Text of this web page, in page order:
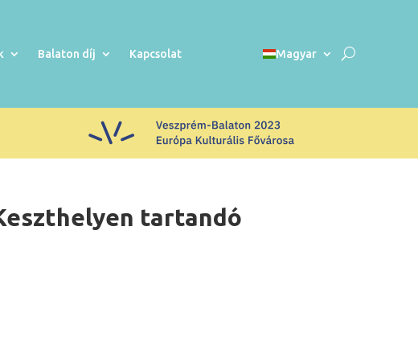
Balaton díj Kapcsolat Magyar
tartandó